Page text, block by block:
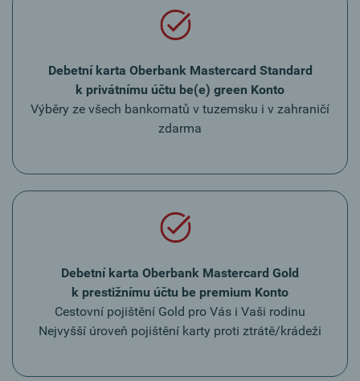
Debetní karta Oberbank Mastercard Standard
k privátnímu účtu be(e) green Konto
Výběry ze všech bankomatů v tuzemsku i v zahraničí
zdarma
Debetní karta Oberbank Mastercard Gold
k prestižnímu účtu be premium Konto
Cestovní pojištění Gold pro Vás i Vaši rodinu
Nejvyšší úroveň pojištění karty proti ztrátě/krádeži